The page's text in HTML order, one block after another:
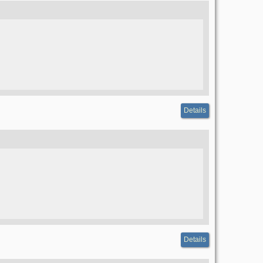
Details
Details